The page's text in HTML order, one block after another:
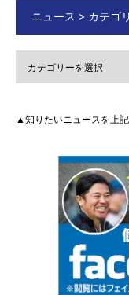
ニュース > カテゴ
▲知りたいニュースを上